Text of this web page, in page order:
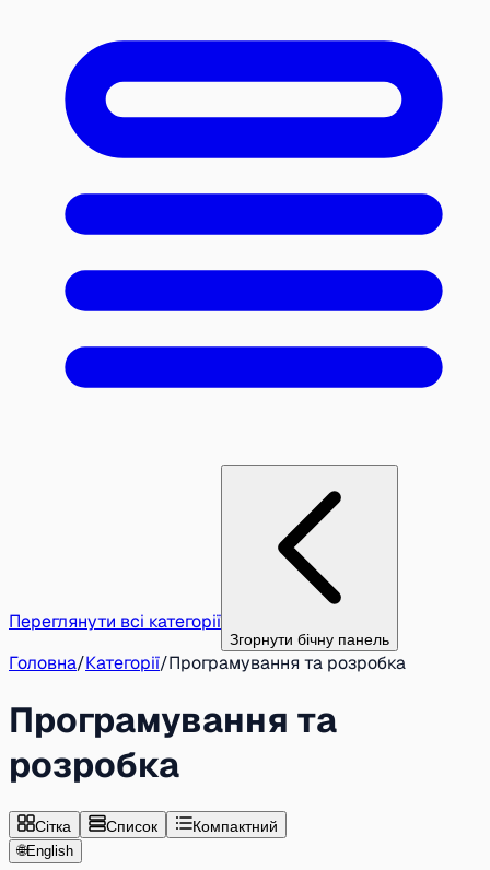
Переглянути всі категорії
Згорнути бічну панель
Головна/Категорії/Програмування та розробка
Програмування та
розробка
Сітка Список Компактний
🌐English